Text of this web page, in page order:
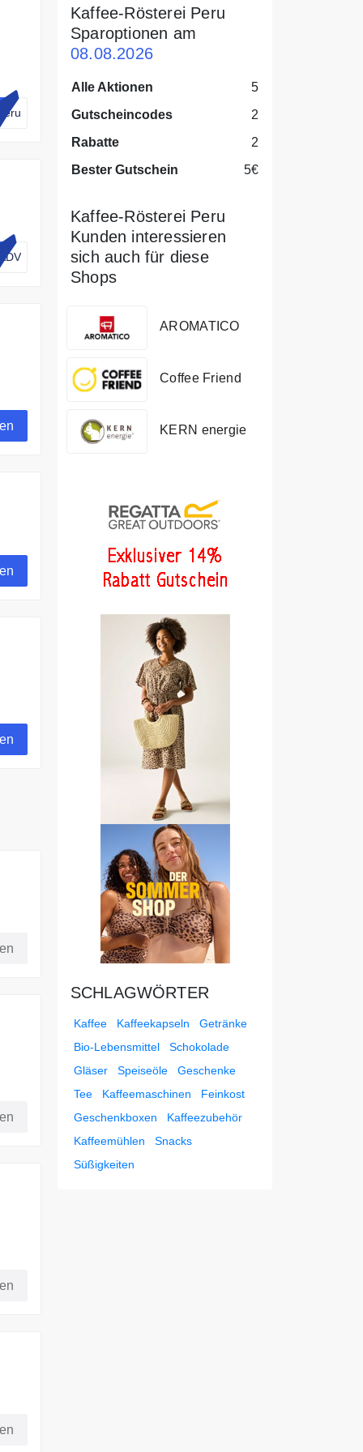
Kaffee-Rösterei Peru
Sparoptionen am
08.08.2026
Alle Aktionen
5
Gutscheincodes
2
Rabatte
2
Bester Gutschein
5€
Kaffee-Rösterei Peru
Kunden interessieren
sich auch für diese
Shops
AROMATICO
Coffee Friend
KERN energie
SCHLAGWÖRTER
Kaffee Kaffeekapseln
Getränke
Bio-Lebensmittel
Schokolade
Gläser
Speiseöle
Geschenke
Tee
Kaffeemaschinen
Feinkost
Geschenkboxen
Kaffeezubehör
Kaffeemühlen
Snacks
Süßigkeiten